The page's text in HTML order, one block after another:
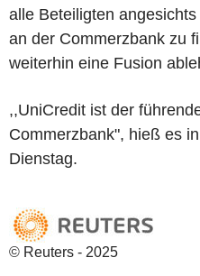
alle Beteiligten
an der Commerzbank zu
weiterhin eine Fusion
,,UniCredit ist der
Commerzbank", hieß es
Dienstag.
© Reuters - 2025